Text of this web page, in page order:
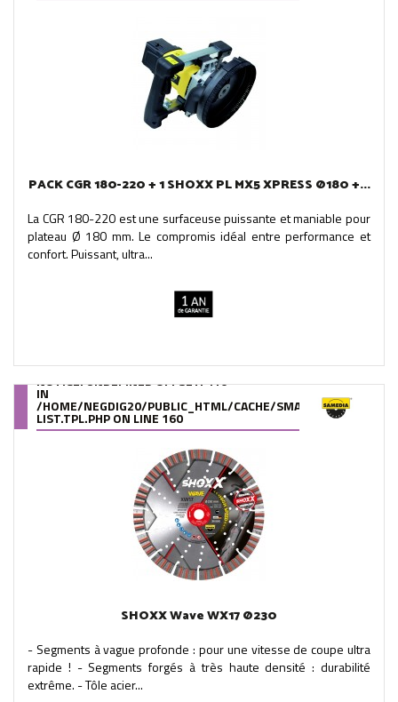
PACK CGR 180-220 + 1 SHOXX PL MX5 XPRESS Ø180 +...
La CGR 180-220 est une surfaceuse puissante et maniable pour
plateau Ø 180 mm. Le compromis idéal entre performance et
confort. Puissant, ultra...
NOTICE: UNDEFINED OFFSET: 410
IN
/HOME/NEGDIG20/PUBLIC_HTML/CACHE/SMARTY/
LIST.TPL.PHPON LINE 160
SHOXX Wave WX17 Ø230
- Segments à vague profonde : pour une vitesse de coupe ultra
rapide ! - Segments forgés à très haute densité : durabilité
extrême. - Tôle acier...